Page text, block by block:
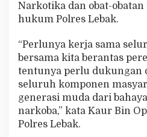
Narkotika dan obat-
hukum Polres Lebak.
“Perlunya kerja sama
bersama kita berantas
tentunya perlu dukungan
seluruh komponen
generasi muda dari
narkoba,” kata Kaur Bin
Polres Lebak.